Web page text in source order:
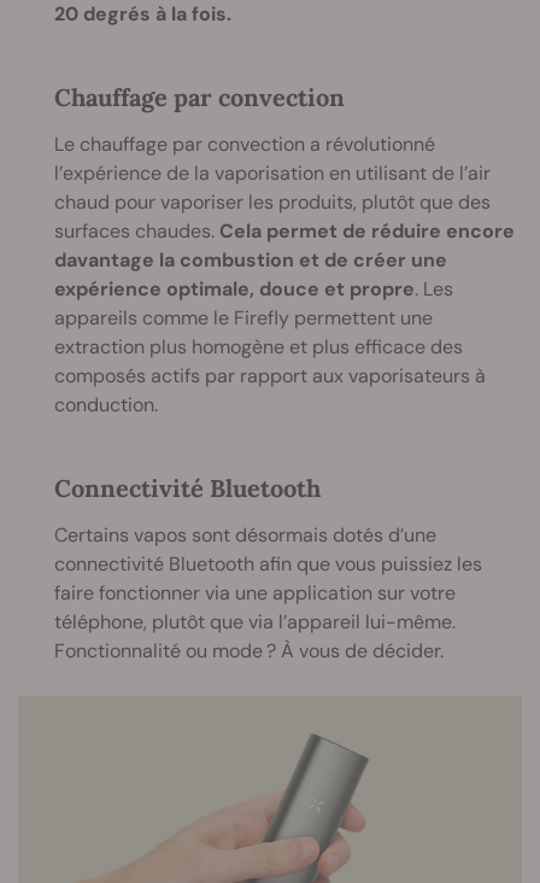
20 degrés à la fois.
Chauffage par convection
Le chauffage par convection a révolutionné
l’expérience de la vaporisation en utilisant de l’air
chaud pour vaporiser les produits, plutôt que des
surfaces chaudes. Cela permet de réduire encore
davantage la combustion et de créer une
expérience optimale, douce et propre. Les
appareils comme le Firefly permettent une
extraction plus homogène et plus efficace des
composés actifs par rapport aux vaporisateurs à
conduction.
Connectivité Bluetooth
Certains vapos sont désormais dotés d’une
connectivité Bluetooth afin que vous puissiez les
faire fonctionner via une application sur votre
téléphone, plutôt que via l’appareil lui-même.
Fonctionnalité ou mode ? À vous de décider.